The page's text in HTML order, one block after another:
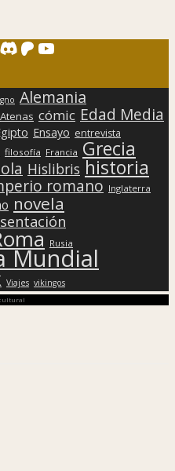
Patreon
YouTube
Alemania
Atenas cómic Edad Media
Ensayo entrevista
filosofía Francia Grecia
Hislibris historia
romano Inglaterra
novela
Rusia
Mundial
Viajes vikingos